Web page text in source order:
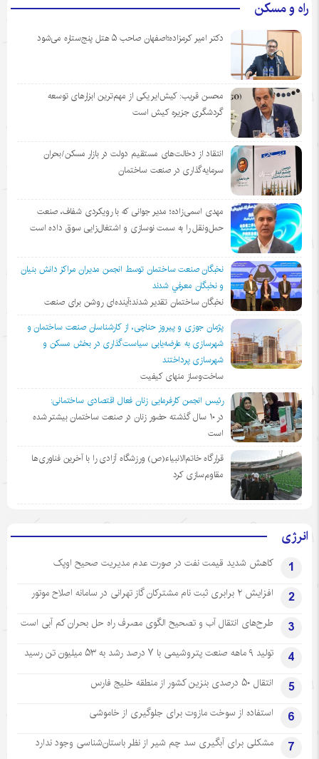
راه و مسکن
دکتر امیر کرمزاده؛اصفهان صاحب ۵ هتل پنج‌ستاره می‌شود
محسن قریب: کیش‌ایر یکی از مهم‌ترین ابزارهای توسعه
گردشگری جزیره کیش است
انتقاد از دخالت‌های مستقیم دولت در بازار مسکن/بحران
سرمایه‌گذاری در صنعت ساختمان
مهدی اسمی‌زاده؛ مدیر جوانی که با رویکردی شفاف، صنعت
حمل‌ونقل را به سمت نوسازی و اشتغال‌زایی سوق داده است
نخبگان صنعت ساختمان توسط انجمن مديران مراكز دانش بنيان
و نخبگان معرفي شدند
نخبگان ساختمان تقدیر شدند؛آینده‌ای روشن برای صنعت
پژمان جوزی و پیروز حناچی، از کارشناسان صنعت ساختمان و
شهرسازی به عارضه‌یابی سیاست‌گذاری در بخش مسکن و
شهرسازی پرداختند
ساخت‌وساز منهای کیفیت
رئیس انجمن کارفرمایی زنان فعال اقتصادی ساختمانی:
در ١٠ سال گذشته حضور زنان در صنعت ساختمان بیشتر شده
است
قرارگاه خاتم‌الانبیاء(ص) ورزشگاه آزادی را با آخرین فناوری‌ها
مقاوم‌سازی کرد
انرژی
1 کاهش شدید قیمت نفت در صورت عدم مدیریت صحیح اوپک
2 افزایش ۲ برابری ثبت نام مشترکان گاز تهرانی‌ در سامانه اصلاح موتور
3 طرح‌های انتقال آب و تصحیح الگوی مصرف راه حل بحران کم آبی است
4 تولید ۹ ماهه صنعت پتروشیمی با ۷ درصد رشد به ۵۳ میلیون تن رسید
5 انتقال ۵۰ درصدی بنزین کشور از منطقه خلیج فارس
6 استفاده از سوخت مازوت برای جلوگیری از خاموشی
7 مشکلی برای آبگیری سد چم شیر از نظر باستان‌شناسی وجود ندارد